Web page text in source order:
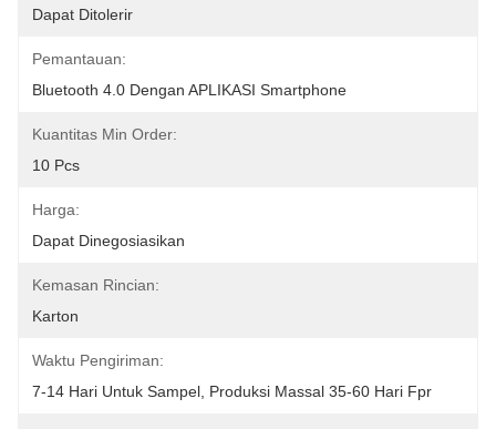
Dapat Ditolerir
Pemantauan:
Bluetooth 4.0 Dengan APLIKASI Smartphone
Kuantitas Min Order:
10 Pcs
Harga:
Dapat Dinegosiasikan
Kemasan Rincian:
Karton
Waktu Pengiriman:
7-14 Hari Untuk Sampel, Produksi Massal 35-60 Hari Fpr